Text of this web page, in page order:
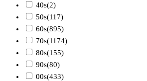
40s(2)
50s(117)
60s(895)
70s(1174)
80s(155)
90s(80)
00s(433)